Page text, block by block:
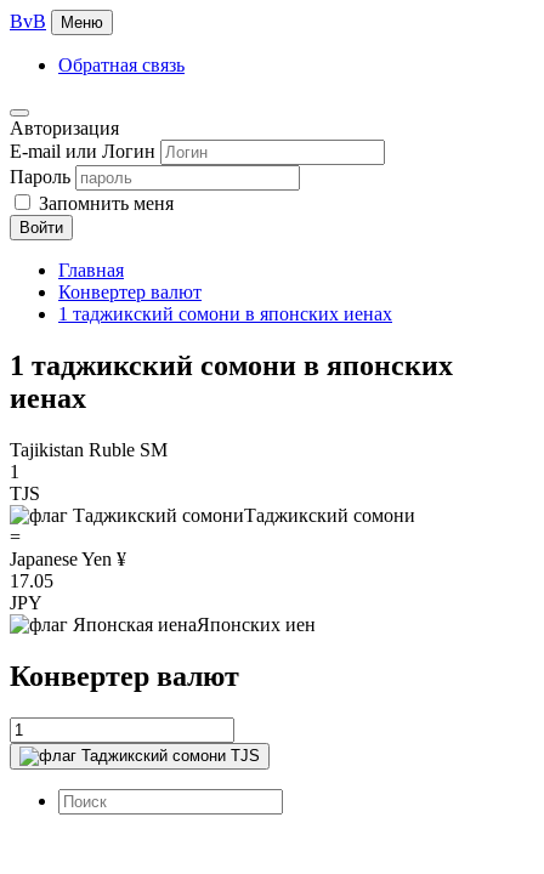
BvB Меню
Обратная связь
Авторизация
E-mail или Логин
Пароль
Запомнить меня
Войти
Главная
Конвертер валют
1 таджикский сомони в японских иенах
1 таджикский сомони в японских
иенах
Tajikistan Ruble SM
1
TJS
Таджикский сомони
=
Japanese Yen ¥
17.05
JPY
Японских иен
Конвертер валют
TJS